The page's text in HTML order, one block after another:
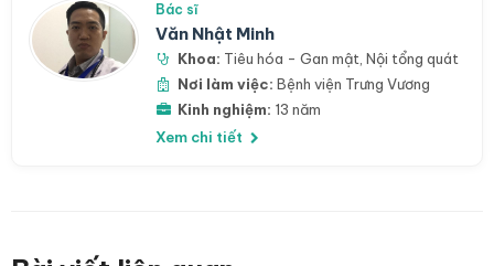
Bác sĩ
Văn Nhật Minh
Khoa: Tiêu hóa - Gan mật Nội tổng quát
Nơi làm việc: Bệnh viện Trưng Vương
Kinh nghiệm: 13 năm
Xem chi tiết